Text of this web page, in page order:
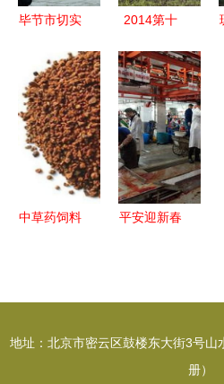
新高
毕节市切实
渔业安全生
产督察工作
确保生产秩
序与生态保
护并举
2014第十
牧饲料科技
与经济高层
论坛暨华东
南地区畜牧
饲料区域经
济发展战略
局
中草药饲料
平安迎新春
畜牧兽医行
地址：北京市密云区鼓楼东大街3号
册）